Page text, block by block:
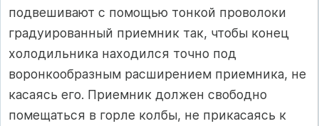
подвешивают с помощью тонкой проволоки
градуированный приемник так, чтобы конец
холодильника находился точно под
воронкообразным расширением приемника, не
касаясь его. Приемник должен свободно
помещаться в горле колбы, не прикасаясь к